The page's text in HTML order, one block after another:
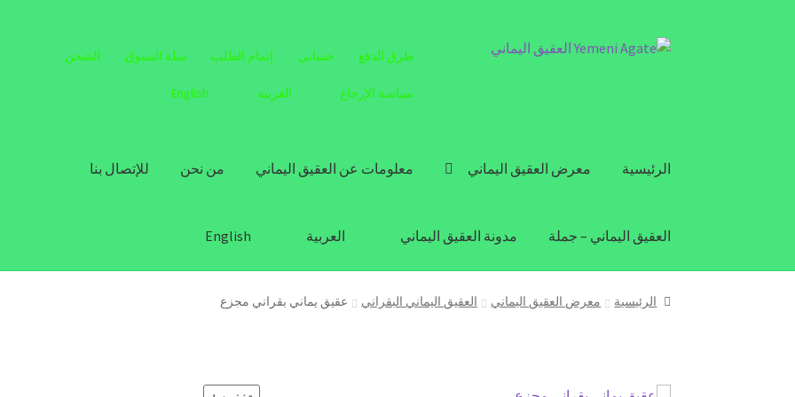
Skip
Skip
طرق الدفع حسابي إتمام الطلب سلة التسوق الشحن
سياسة الإرجاع العربية English
الرئيسية معرض العقيق اليماني معلومات عن العقيق اليماني من نحن للإتصال بنا
العقيق اليماني – جملة مدونة العقيق اليماني العربية English
الرئيسية معرض العقيق اليماني العقيق اليماني البقراني عقيق يماني بقراني مجزع